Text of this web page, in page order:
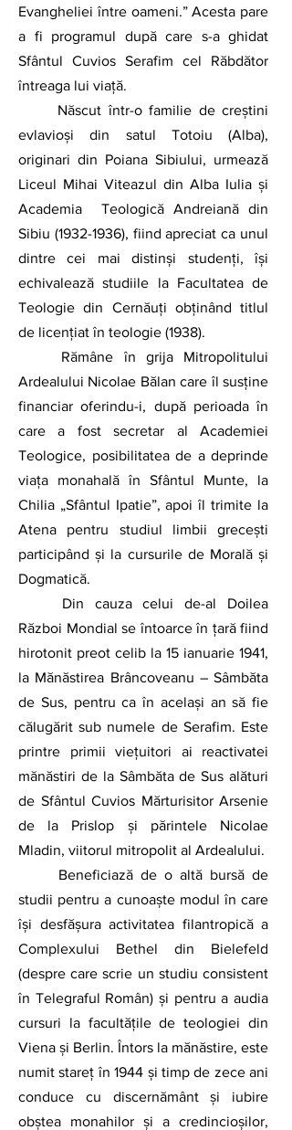
Evangheliei între oameni.” Acesta pare
a fi programul după care s-a ghidat
Sfântul Cuvios Serafim cel Răbdător
întreaga lui viață.
evlavioși din satul Totoiu (Alba),
originari din Poiana Sibiului, urmează
Liceul Mihai Viteazul din Alba Iulia și
Academia  Teologică Andreiană din
Sibiu (1932-1936), fiind apreciat ca unul
dintre cei mai distinși studenți, își
echivalează studiile la Facultatea de
Teologie din Cernăuți obținând titlul
de licențiat în teologie (1938).
Ardealului Nicolae Bălan care îl susține
financiar oferindu-i, după perioada în
care a fost secretar al Academiei
Teologice, posibilitatea de a deprinde
viața monahală în Sfântul Munte, la
Chilia „Sfântul Ipatie”, apoi îl trimite la
Atena pentru studiul limbii grecești
participând și la cursurile de Morală și
Dogmatică.
Război Mondial se întoarce în țară fiind
hirotonit preot celib la 15 ianuarie 1941,
la Mănăstirea Brâncoveanu – Sâmbăta
de Sus, pentru ca în același an să fie
călugărit sub numele de Serafim. Este
printre primii viețuitori ai reactivatei
mănăstiri de la Sâmbăta de Sus alături
de Sfântul Cuvios Mărturisitor Arsenie
de la Prislop și părintele Nicolae
Mladin, viitorul mitropolit al Ardealului.
studii pentru a cunoaște modul în care
își desfășura activitatea filantropică a
Complexului Bethel din Bielefeld
(despre care scrie un studiu consistent
în Telegraful Român) și pentru a audia
cursuri la facultățile de teologiei din
Viena și Berlin. Întors la mănăstire, este
numit stareț în 1944 și timp de zece ani
conduce cu discernământ și iubire
obștea monahilor și a credincioșilor,